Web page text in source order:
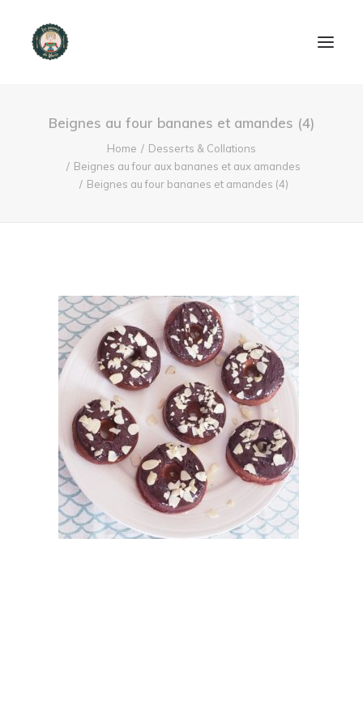
ACCUEIL
PRODUITS ET SERVICES
NOUS CONTACTER
Beignes au four bananes et amandes (4)
Home
Desserts & Collations
Beignes au four aux bananes et aux amandes
Beignes au four bananes et amandes (4)